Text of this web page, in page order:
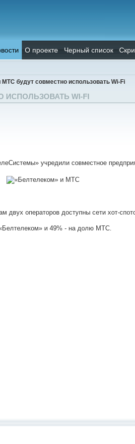
О проекте Черный список
будут совместно использовать Wi-Fi
ИСПОЛЬЗОВАТЬ WI-FI
учредили совместное
двух операторов доступны сети хот-
и 49% - на долю МТС.